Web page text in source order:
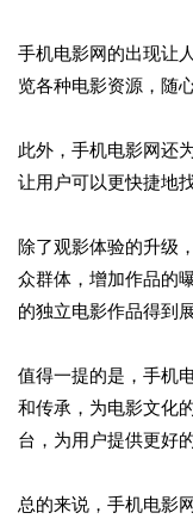
手机电影网的出现让
览各种电影资源，随
此外，手机电影网还
让用户可以更快捷地
除了观影体验的升级
众群体，增加作品的
的独立电影作品得到
值得一提的是，手机
和传承，为电影文化
台，为用户提供更好
总的来说，手机电影